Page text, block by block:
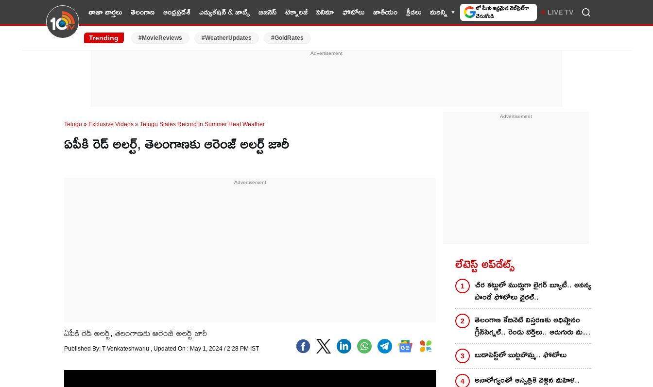
తాజా వార్తలు తెలంగాణ ఆంధ్రప్రదేశ్ ఎడ్యుకేషన్ & జాబ్స్ బిజినెస్ టెక్నాలజీ సినిమా ఫోటోలు జాతీయం క్రీడలు మరిన్ని 10TV సెలెక్ట్ చేసుకోండి LIVE TV
Trending #MovieReviews #WeatherUpdates #GoldRates
Telugu » Exclusive Videos » Telugu States Record In Summer Heat Weather
ఏపీకి రెడ్ అలర్ట్, తెలంగాణకు ఆరెంజ్ అలర్ట్ జారీ
ఏపీకి రెడ్ అలర్ట్, తెలంగాణకు ఆరెంజ్ అలర్ట్ జారీ
Published By: T Venkateshwarlu , Updated On : May 1, 2024 / 2:28 PM IST
లేటెస్ట్ అప్‌డేట్స్
చీర క‌ట్టులో ముద్దుగా లైగ‌ర్ బ్యూటీ.. అన‌న్య
పాండే ఫోటోలు వైర‌ల్..
తెలంగాణ కేబినెట్ విస్తరణకు అధిష్టానం
గ్రీన్‌సిగ్నల్.. రెండు బెర్త్‌లు.. ఆరుగురు మధ్య
పోటీ
బుడాపెస్ట్‌లో బుట్టబొమ్మ‌.. ఫోటోలు
అనారోగ్యంతో ఆస్పత్రికి వెళ్లిన మహిళ..